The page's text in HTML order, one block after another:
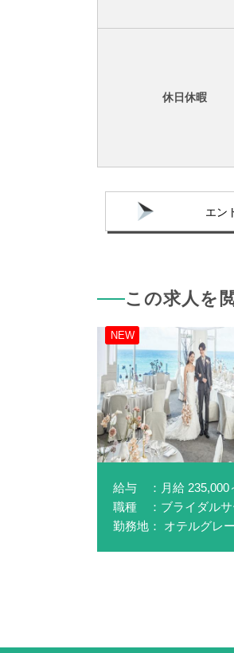
休日休暇
エン
この求人を
NEW
給与 ：月給 235,000
職種 ：ブライダルサ
勤務地： オテルグレ